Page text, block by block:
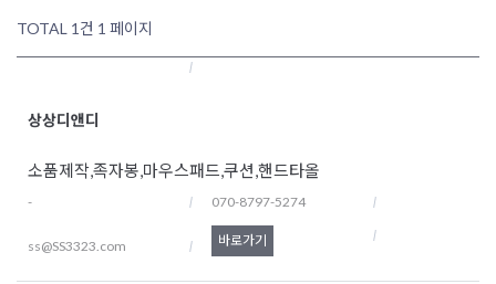
TOTAL 1건 1 페이지
상상디앤디
소품제작,족자봉,마우스패드,쿠션,핸드타올
- 070-8797-5274
ss@SS3323.com 바로가기